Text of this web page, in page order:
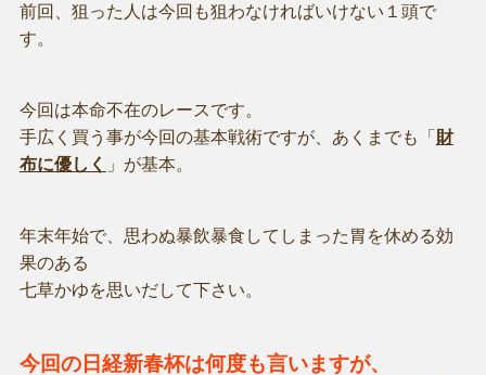
前回、狙った人は今回も狙わなければいけない１頭で
す。
今回は本命不在のレースです。
手広く買う事が今回の基本戦術ですが、あくまでも「 財
布に優しく 」が基本。
年末年始で、思わぬ暴飲暴食してしまった胃を休める効
果のある
七草かゆを思いだして下さい。
今回の日経新春杯は何度も言いますが、